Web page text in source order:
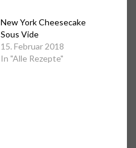
New York Cheesecake
Sous Vide
15. Februar 2018
In "Alle Rezepte"